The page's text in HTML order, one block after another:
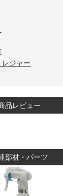
レジャー
品レビュー
部材・パーツ